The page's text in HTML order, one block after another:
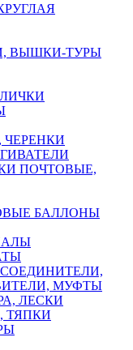
ВЫШКИ-ТУРЫ
ЧЕРЕНКИ
ПОЧТОВЫЕ,
БАЛЛОНЫ
МУФТЫ
ЛЕСКИ
ТЯПКИ